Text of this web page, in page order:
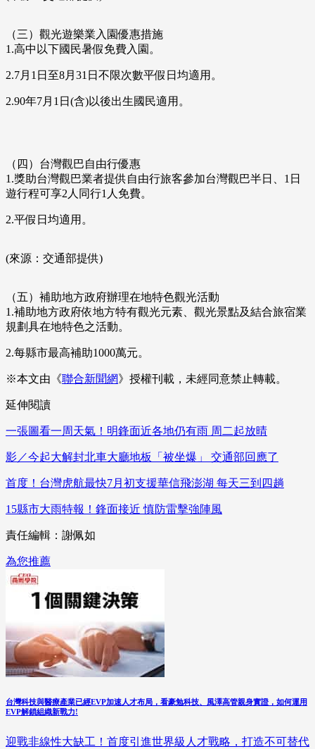
（三）觀光遊樂業入園優惠措施
1.高中以下國民暑假免費入園。
2.7月1日至8月31日不限次數平假日均適用。
2.90年7月1日(含)以後出生國民適用。
（四）台灣觀巴自由行優惠
1.獎助台灣觀巴業者提供自由行旅客參加台灣觀巴半日、1日
遊行程可享2人同行1人免費。
2.平假日均適用。
(來源：交通部提供)
（五）補助地方政府辦理在地特色觀光活動
1.補助地方政府依地方特有觀光元素、觀光景點及結合旅宿業
規劃具在地特色之活動。
2.每縣市最高補助1000萬元。
※本文由《聯合新聞網》授權刊載，未經同意禁止轉載。
延伸閱讀
一張圖看一周天氣！明鋒面近各地仍有雨 周二起放晴
影／今起大解封北車大廳地板「被坐爆」 交通部回應了
首度！台灣虎航最快7月初支援華信飛澎湖 每天三到四趟
15縣市大雨特報！鋒面接近 慎防雷擊強陣風
責任編輯：謝佩如
為您推薦
台灣科技與醫療產業已經EVP加速人才布局，看豪勉科技、風澤高管親身實證，如何運用
EVP解鎖組織新戰力!
迎戰非線性大缺工！首度引進世界級人才戰略，打造不可替代